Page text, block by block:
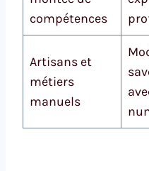
compétences
Artisans et
métiers
manuels